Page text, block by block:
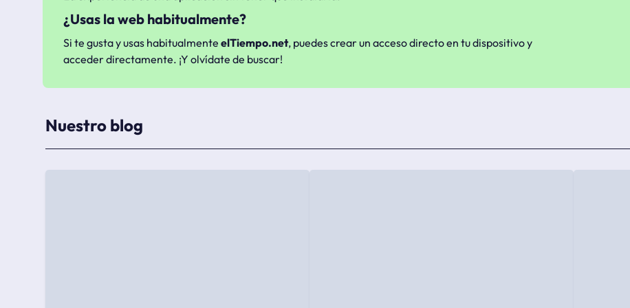
¿Usas la web habitualmente?
Si te gusta y usas habitualmente elTiempo.net, puedes crear un acceso directo en tu dispositivo y
acceder directamente. ¡Y olvídate de buscar!
Nuestro blog